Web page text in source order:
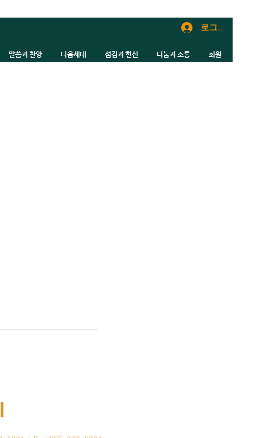
로그인
말씀과 찬양 다음세대 섬김과 헌신 나눔과 소통 회원